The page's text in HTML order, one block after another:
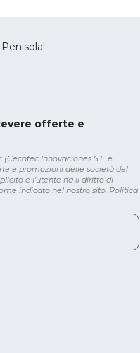
offerte e
Innovaciones S.L. e
e promozioni delle società del
e l'utente ha il diritto di
indicato nel nostro sito. Politica